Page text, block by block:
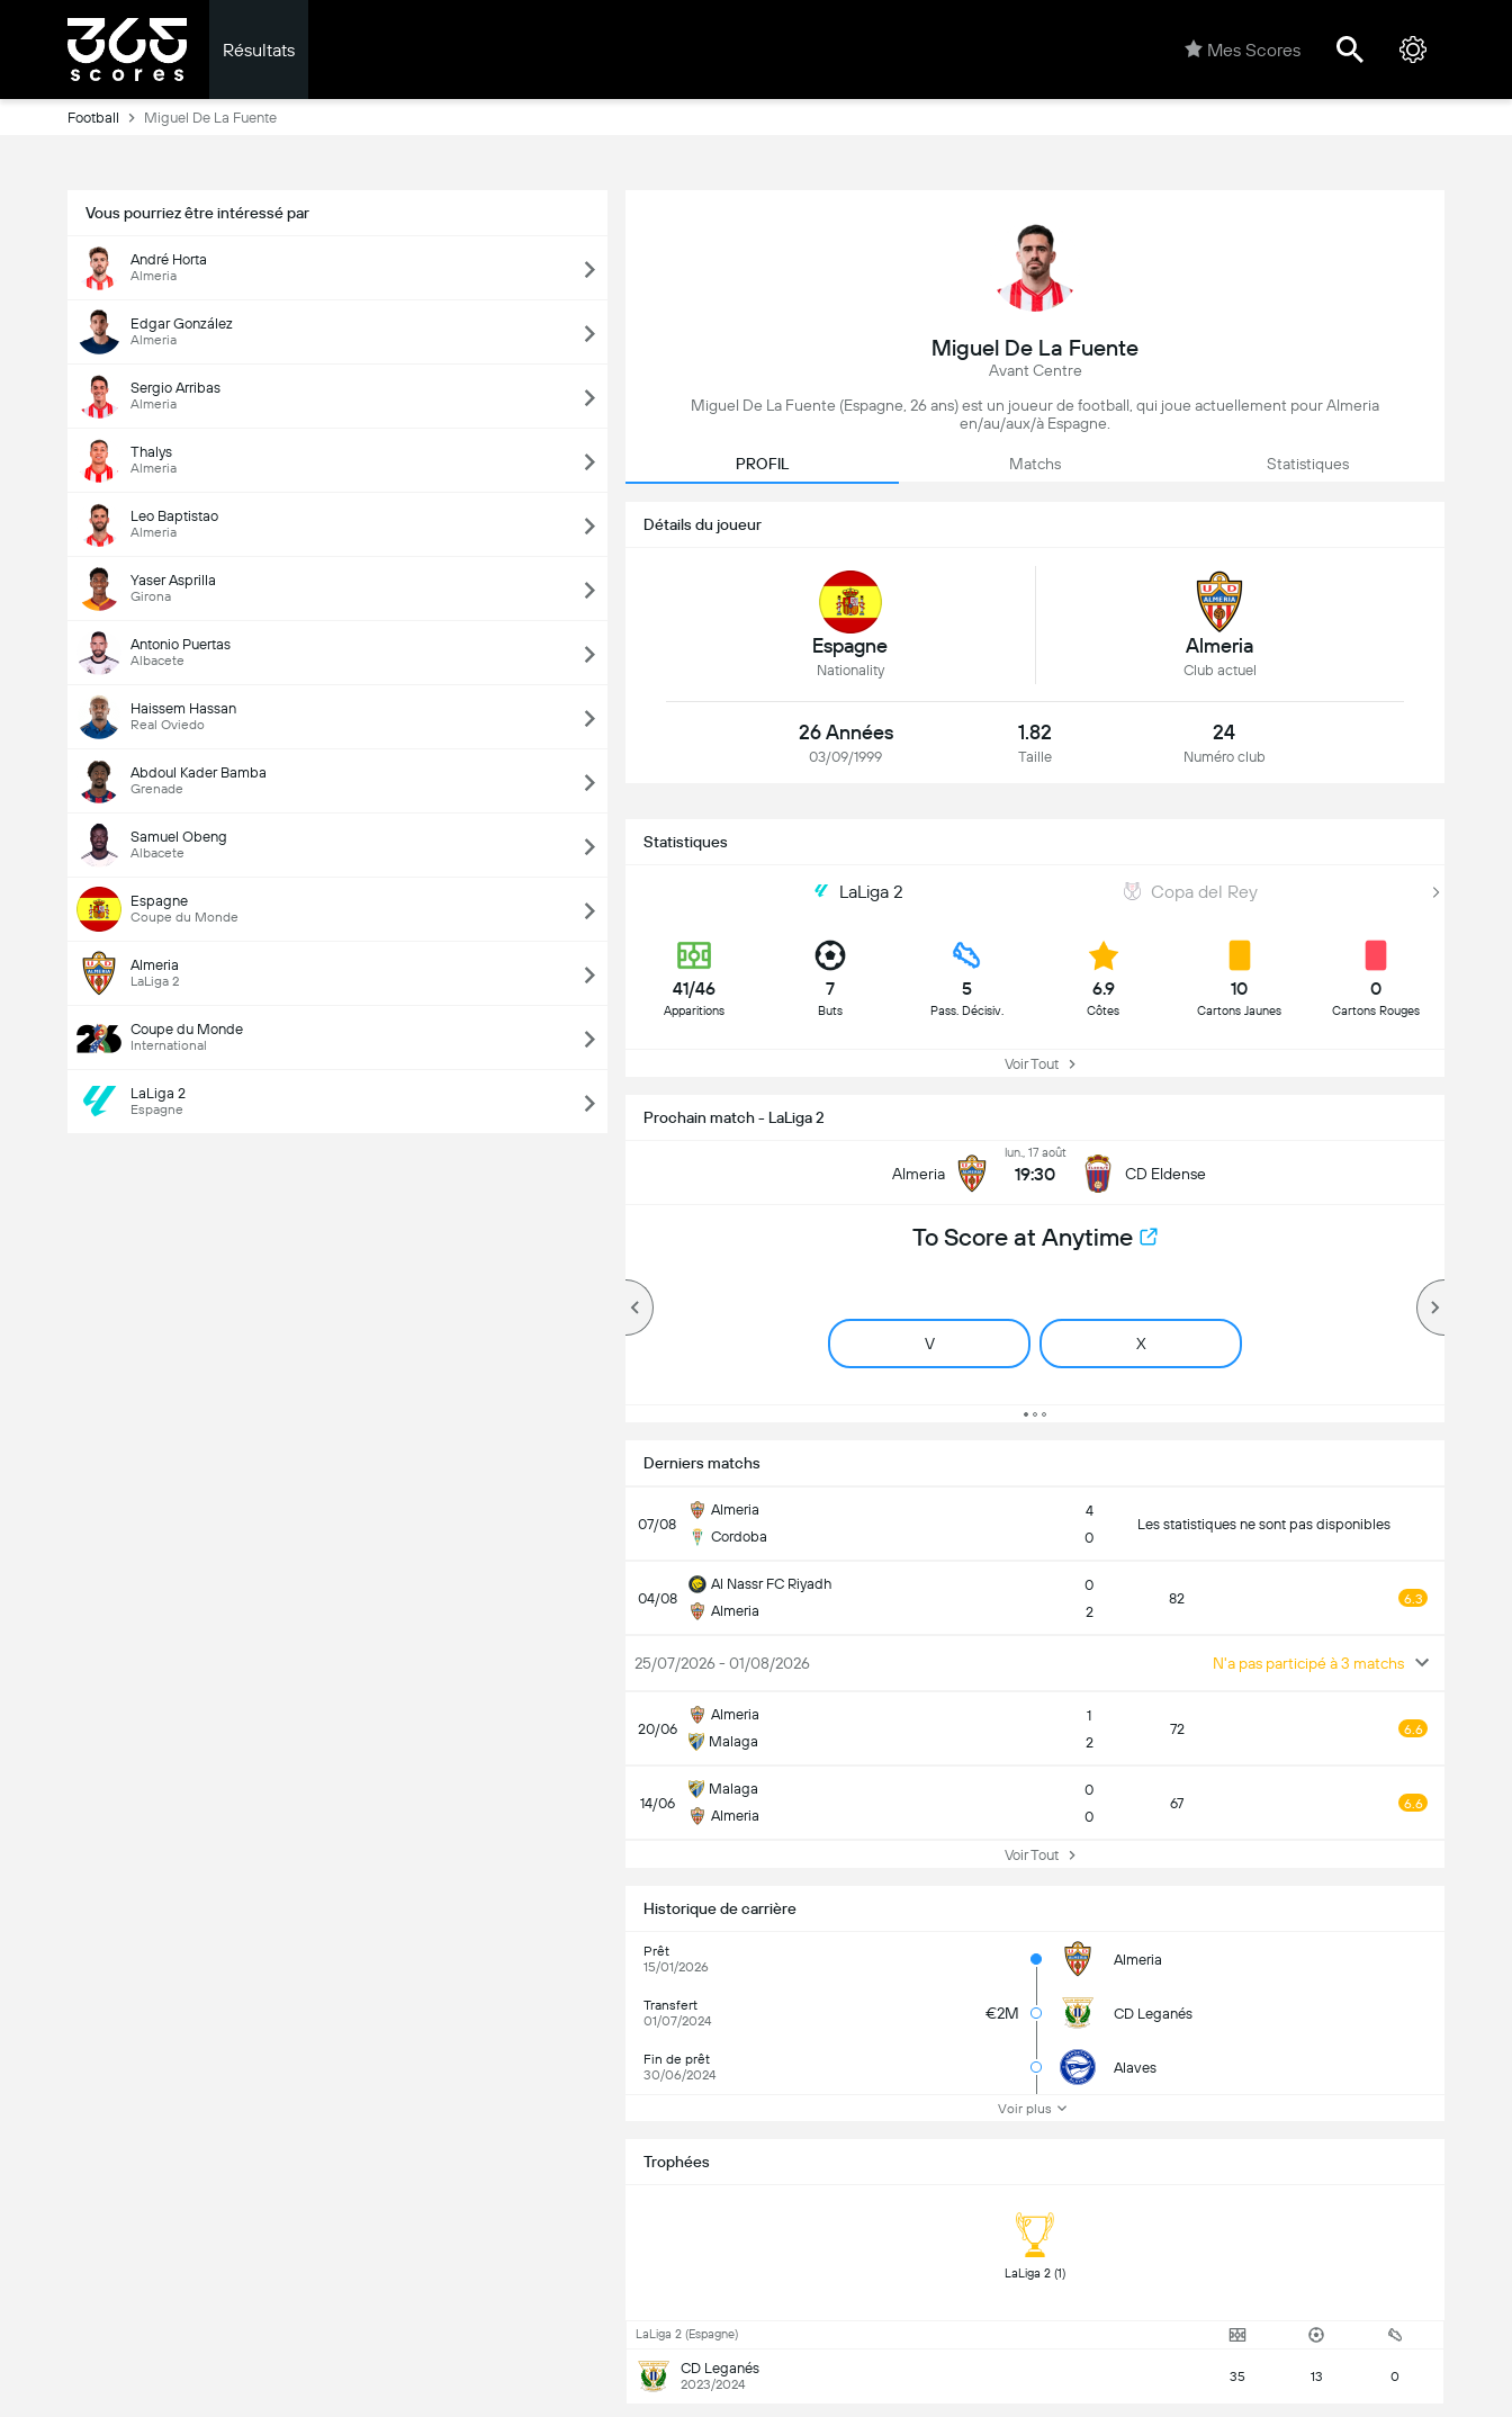
Résultats Mes Scores
Football Miguel De La Fuente
Vous pourriez être intéressé par
André Horta
Almeria
Edgar González
Almeria
Sergio Arribas
Almeria
Thalys
Almeria
Leo Baptistao
Almeria
Yaser Asprilla
Girona
Antonio Puertas
Albacete
Haissem Hassan
Real Oviedo
Abdoul Kader Bamba
Grenade
Samuel Obeng
Albacete
Espagne
Coupe du Monde
Almeria
LaLiga 2
Coupe du Monde
International
LaLiga 2
Espagne
Miguel De La Fuente
Avant Centre
Miguel De La Fuente (Espagne, 26 ans) est un joueur de football, qui joue actuellement pour Almeria
en/au/aux/à Espagne.
PROFIL Matchs Statistiques
Détails du joueur
Espagne
Nationality
Almeria
Club actuel
26 Années
03/09/1999
1.82
Taille
24
Numéro club
Statistiques
LaLiga 2 Copa del Rey
41/46
Apparitions
7
Buts
5
Pass. Décisiv.
6.9
Côtes
10
Cartons Jaunes
0
Cartons Rouges
Voir Tout
Prochain match - LaLiga 2
Almeria
lun., 17 août
19:30 CD Eldense
To Score at Anytime
V X
Derniers matchs
07/08
Almeria
Cordoba
4
0
Les statistiques ne sont pas disponibles
04/08
Al Nassr FC Riyadh
Almeria
0
2
82 6.3
25/07/2026 - 01/08/2026 N'a pas participé à 3 matchs
20/06
Almeria
Malaga
1
2
72 6.6
14/06
Malaga
Almeria
0
0
67 6.6
Voir Tout
Historique de carrière
Prêt
15/01/2026
Almeria
Transfert
01/07/2024
€2M CD Leganés
Fin de prêt
30/06/2024
Alaves
Voir plus
Trophées
LaLiga 2 (Espagne)
CD Leganés
2023/2024 35 13 0